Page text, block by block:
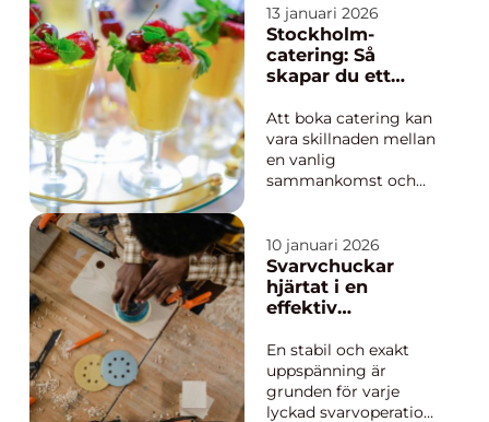
beslut. Rollen handlar
inte längre bara om
bokföring. I dag
förväntar sig många
allt från budget och
likviditet till digitala
sy...
13 januari 2026
Stockholm-
catering: Så
skapar du ett
evenemang
Att boka catering kan
vara skillnaden mellan
en vanlig
sammankomst och
som Stockholm, där
utbudet är stort och
kraven ofta höga, blir
valet av leverantör
Genomt&...
10 januari 2026
Svarvchuckar
hjärtat i en
effektiv
En stabil och exakt
uppspänning är
grunden för varje
lyckad svarvoperation.